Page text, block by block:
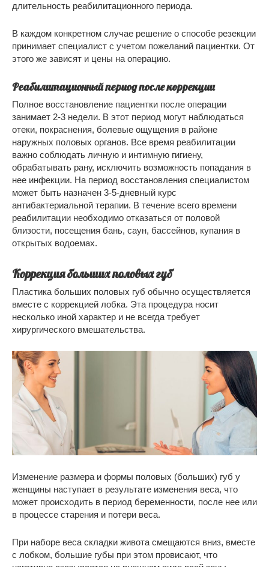
длительность реабилитационного периода.
В каждом конкретном случае решение о способе резекции
принимает специалист с учетом пожеланий пациентки. От
этого же зависят и цены на операцию.
Реабилитационный период после коррекции
Полное восстановление пациентки после операции
занимает 2-3 недели. В этот период могут наблюдаться
отеки, покраснения, болевые ощущения в районе
наружных половых органов. Все время реабилитации
важно соблюдать личную и интимную гигиену,
обрабатывать рану, исключить возможность попадания в
нее инфекции. На период восстановления специалистом
может быть назначен 3-5-дневный курс
антибактериальной терапии. В течение всего времени
реабилитации необходимо отказаться от половой
близости, посещения бань, саун, бассейнов, купания в
открытых водоемах.
Коррекция больших половых губ
Пластика больших половых губ обычно осуществляется
вместе с коррекцией лобка. Эта процедура носит
несколько иной характер и не всегда требует
хирургического вмешательства.
Изменение размера и формы половых (больших) губ у
женщины наступает в результате изменения веса, что
может происходить в период беременности, после нее или
в процессе старения и потери веса.
При наборе веса складки живота смещаются вниз, вместе
с лобком, большие губы при этом провисают, что